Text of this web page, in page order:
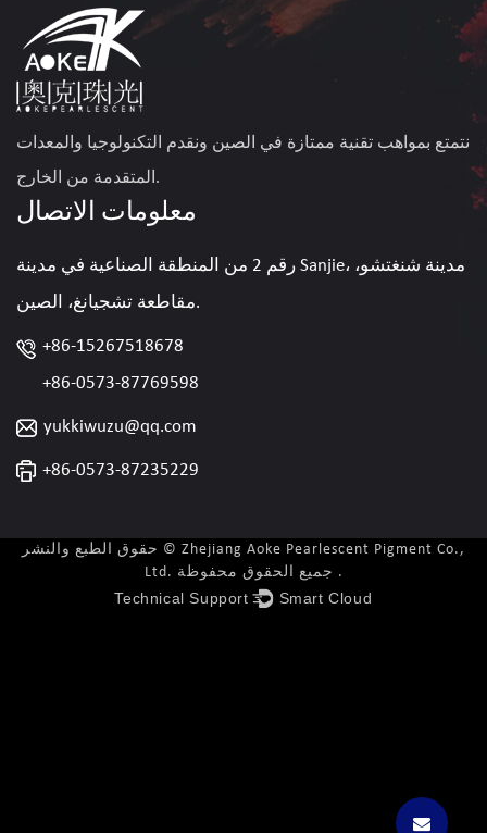
نتمتع بمواهب تقنية ممتازة في الصين ونقدم التكنولوجيا والمعدات
المتقدمة من الخارج.
معلومات الاتصال
رقم 2 من المنطقة الصناعية في مدينة Sanjie، مدينة شنغتشو،
مقاطعة تشجيانغ، الصين.
+86-15267518678
+86-0573-87769598
yukkiwuzu@qq.com
+86-0573-87235229
حقوق الطبع والنشر © Zhejiang Aoke Pearlescent Pigment Co.,
Ltd. جميع الحقوق محفوظة .
Technical Support ： Smart Cloud